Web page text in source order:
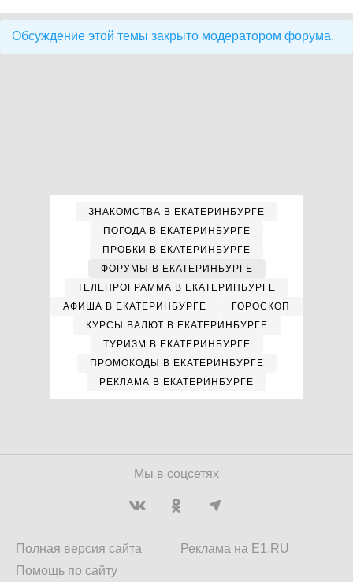
Обсуждение этой темы закрыто модератором форума.
ЗНАКОМСТВА В ЕКАТЕРИНБУРГЕ
ПОГОДА В ЕКАТЕРИНБУРГЕ
ПРОБКИ В ЕКАТЕРИНБУРГЕ
ФОРУМЫ В ЕКАТЕРИНБУРГЕ
ТЕЛЕПРОГРАММА В ЕКАТЕРИНБУРГЕ
АФИША В ЕКАТЕРИНБУРГЕ
ГОРОСКОП
КУРСЫ ВАЛЮТ В ЕКАТЕРИНБУРГЕ
ТУРИЗМ В ЕКАТЕРИНБУРГЕ
ПРОМОКОДЫ В ЕКАТЕРИНБУРГЕ
РЕКЛАМА В ЕКАТЕРИНБУРГЕ
Мы в соцсетях
Полная версия сайта
Помощь по сайту
Реклама на E1.RU